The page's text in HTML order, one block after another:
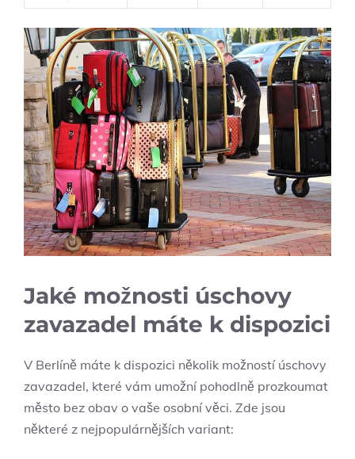
Jaké možnosti úschovy
zavazadel máte k dispozici
V Berlíně máte k dispozici několik možností úschovy
zavazadel, které vám umožní pohodlně prozkoumat
město bez obav o vaše osobní věci. Zde jsou
některé z nejpopulárnějších variant: